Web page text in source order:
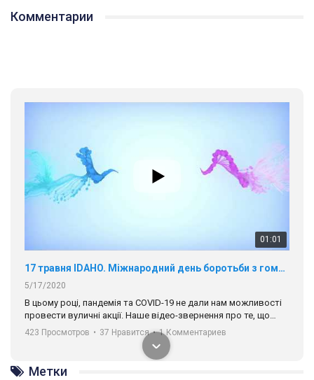
Комментарии
01:01
17 травня IDAHO. Міжнародний день боротьби з гомофобією трансфобією і біфобія.
5/17/2020
В цьому році, пандемія та COVІD-19 не дали нам можливості
провести вуличні акції. Наше відео-звернення про те, що
навіть коли ми у різних містах та не можемо зустрінеться, ми
разом. Ми закликаємо всіх хто поділяє цінності рівності та
солідарності, приєднатися до нас. Регіональні підрозділи
ГАУ є в 16 областях України.
423 Просмотров • 37 Нравится • 1 Комментариев
Метки